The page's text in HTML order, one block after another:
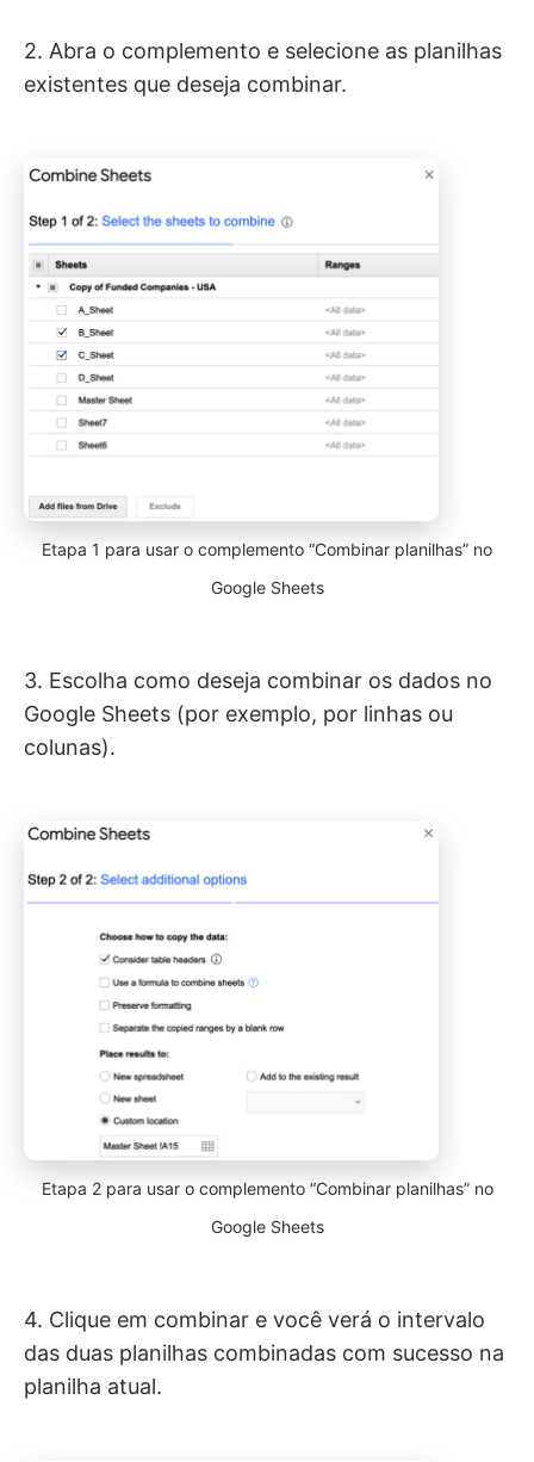
2. Abra o complemento e selecione as planilhas
existentes que deseja combinar.
Etapa 1 para usar o complemento “Combinar planilhas” no
Google Sheets
3. Escolha como deseja combinar os dados no
Google Sheets (por exemplo, por linhas ou
colunas).
Etapa 2 para usar o complemento “Combinar planilhas” no
Google Sheets
4. Clique em combinar e você verá o intervalo
das duas planilhas combinadas com sucesso na
planilha atual.